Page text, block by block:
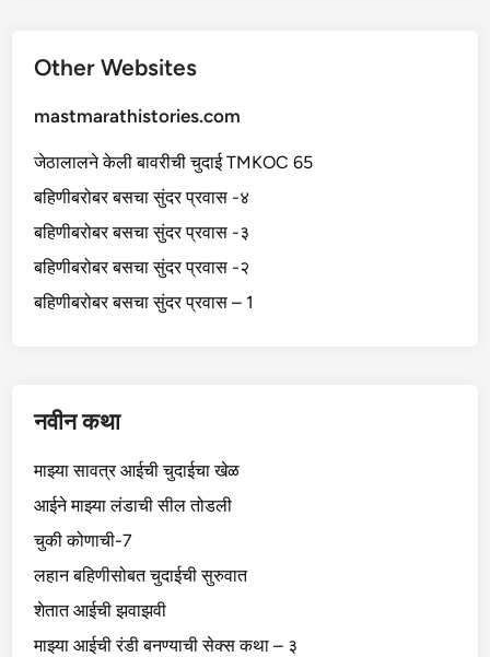
Other Websites
mastmarathistories.com
जेठालालने केली बावरीची चुदाई TMKOC 65
बहिणीबरोबर बसचा सुंदर प्रवास -४
बहिणीबरोबर बसचा सुंदर प्रवास -३
बहिणीबरोबर बसचा सुंदर प्रवास -२
बहिणीबरोबर बसचा सुंदर प्रवास – 1
नवीन कथा
माझ्या सावत्र आईची चुदाईचा खेळ
आईने माझ्या लंडाची सील तोडली
चुकी कोणाची-7
लहान बहिणीसोबत चुदाईची सुरुवात
शेतात आईची झवाझवी
माझ्या आईची रंडी बनण्याची सेक्स कथा – ३